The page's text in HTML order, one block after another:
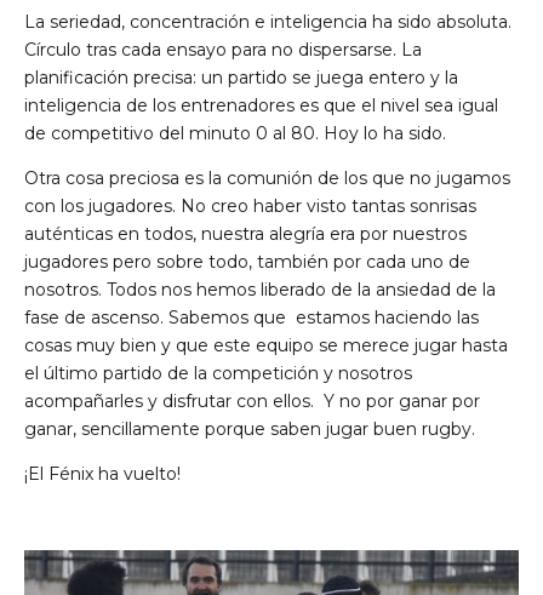
La seriedad, concentración e inteligencia ha sido absoluta.
Círculo tras cada ensayo para no dispersarse. La
planificación precisa: un partido se juega entero y la
inteligencia de los entrenadores es que el nivel sea igual
de competitivo del minuto 0 al 80. Hoy lo ha sido.
Otra cosa preciosa es la comunión de los que no jugamos
con los jugadores. No creo haber visto tantas sonrisas
auténticas en todos, nuestra alegría era por nuestros
jugadores pero sobre todo, también por cada uno de
nosotros. Todos nos hemos liberado de la ansiedad de la
fase de ascenso. Sabemos que estamos haciendo las
cosas muy bien y que este equipo se merece jugar hasta
el último partido de la competición y nosotros
acompañarles y disfrutar con ellos. Y no por ganar por
ganar, sencillamente porque saben jugar buen rugby.
¡El Fénix ha vuelto!